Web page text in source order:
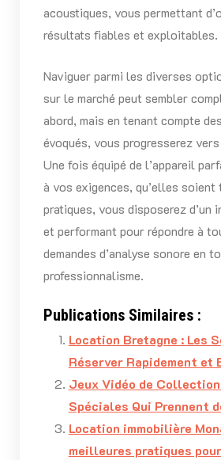
acoustiques, vous permettant
résultats fiables et exploitables.
Naviguer parmi les diverses
sur le marché peut sembler
abord, mais en tenant compte
évoqués, vous progresserez
Une fois équipé de l’appareil
à vos exigences, qu’elles soient
pratiques, vous disposerez d’un
et performant pour répondre à
demandes d’analyse sonore en
professionnalisme.
Publications Similaires :
Location Bretagne : Les
Réserver Rapidement et
Jeux Vidéo de
Spéciales Qui Prennent
Location immobilière
meilleures pratiques